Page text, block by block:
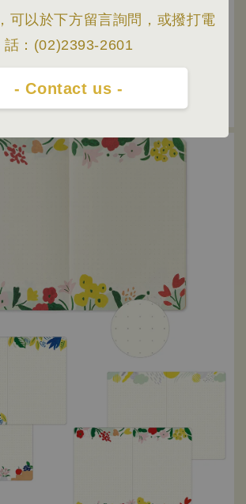
可以於下方留言詢問，或撥打電
話：(02)2393-2601
- Contact us -